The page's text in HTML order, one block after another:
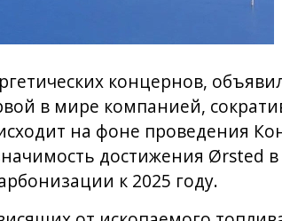
концернов,
в мире компанией,
на фоне проведения
достижения Ørsted
к 2025 году.